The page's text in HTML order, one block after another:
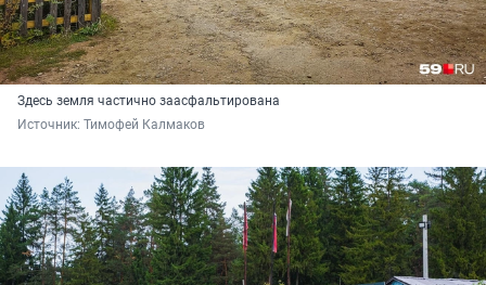
Здесь земля частично заасфальтирована
Источник: Тимофей Калмаков